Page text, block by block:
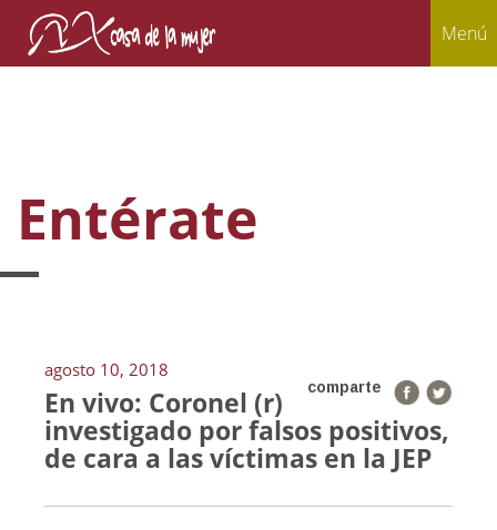
Menú
Entérate
agosto 10, 2018
comparte
En vivo: Coronel (r)
investigado por falsos positivos,
de cara a las víctimas en la JEP